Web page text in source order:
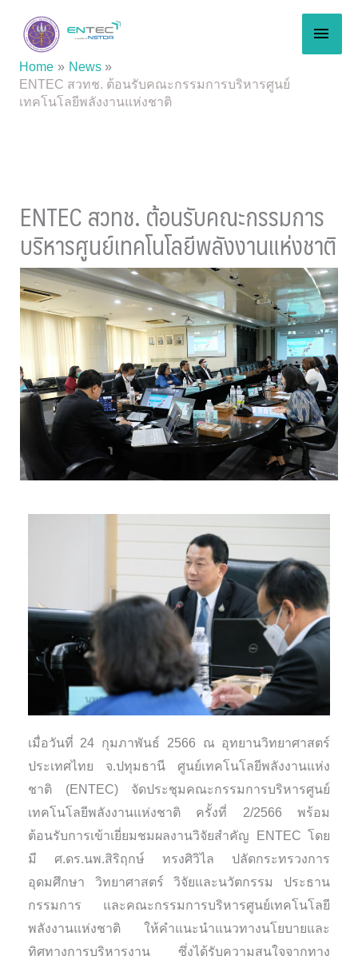
content
Home
News
ENTEC สวทช. ต้อนรับคณะกรรมการบริหารศูนย์
เทคโนโลยีพลังงานแห่งชาติ
ENTEC สวทช. ต้อนรับคณะกรรมการ
บริหารศูนย์เทคโนโลยีพลังงานแห่งชาติ
เมื่อวันที่ 24 กุมภาพันธ์ 2566 ณ อุทยานวิทยาศาสตร์
ประเทศไทย จ.ปทุมธานี ศูนย์เทคโนโลยีพลังงานแห่ง
ชาติ (ENTEC) จัดประชุมคณะกรรมการบริหารศูนย์
เทคโนโลยีพลังงานแห่งชาติ ครั้งที่ 2/2566 พร้อม
ต้อนรับการเข้าเยี่ยมชมผลงานวิจัยสำคัญ ENTEC โดย
มี ศ.ดร.นพ.สิริฤกษ์ ทรงศิวิไล ปลัดกระทรวงการ
อุดมศึกษา วิทยาศาสตร์ วิจัยและนวัตกรรม ประธาน
กรรมการ และคณะกรรมการบริหารศูนย์เทคโนโลยี
พลังงานแห่งชาติ ให้คำแนะนำแนวทางนโยบายและ
ทิศทางการบริหารงาน ซึ่งได้รับความสนใจจากทาง